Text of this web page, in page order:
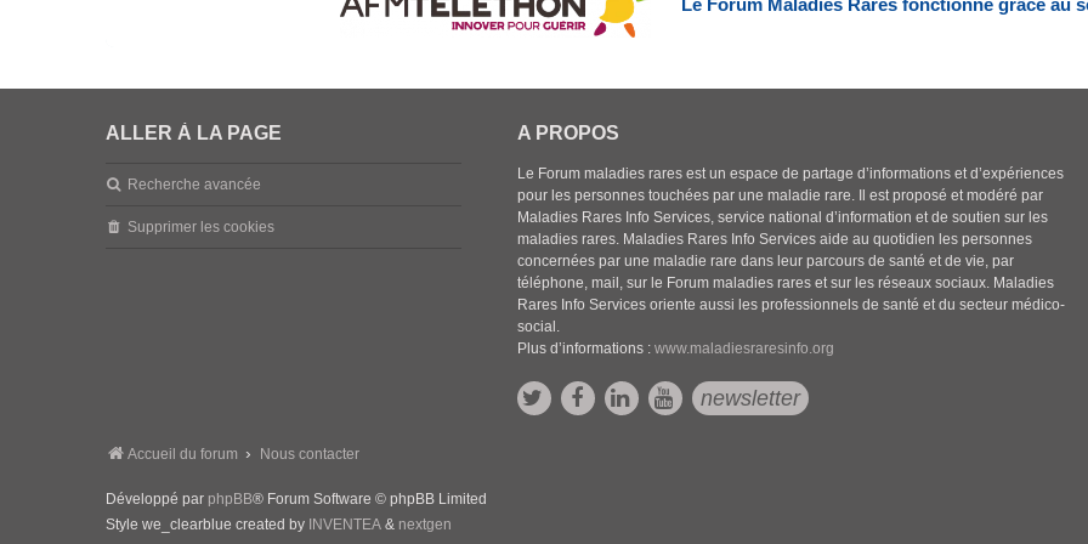
Le Forum Maladies Rares fonctionne grâce au
ALLER À LA PAGE
Recherche avancée
Supprimer les cookies
A PROPOS
Le Forum maladies rares est un espace de partage d’informations et d’expériences
pour les personnes touchées par une maladie rare. Il est proposé et modéré par
Maladies Rares Info Services, service national d’information et de soutien sur les
maladies rares. Maladies Rares Info Services aide au quotidien les personnes
concernées par une maladie rare dans leur parcours de santé et de vie, par
téléphone, mail, sur le Forum maladies rares et sur les réseaux sociaux. Maladies
Rares Info Services oriente aussi les professionnels de santé et du secteur médico-
social.
Plus d’informations :www.maladiesraresinfo.org
newsletter
Accueil du forum Nous contacter
Développé par phpBB® Forum Software © phpBB Limited
Style we_clearblue created by INVENTEA & nextgen